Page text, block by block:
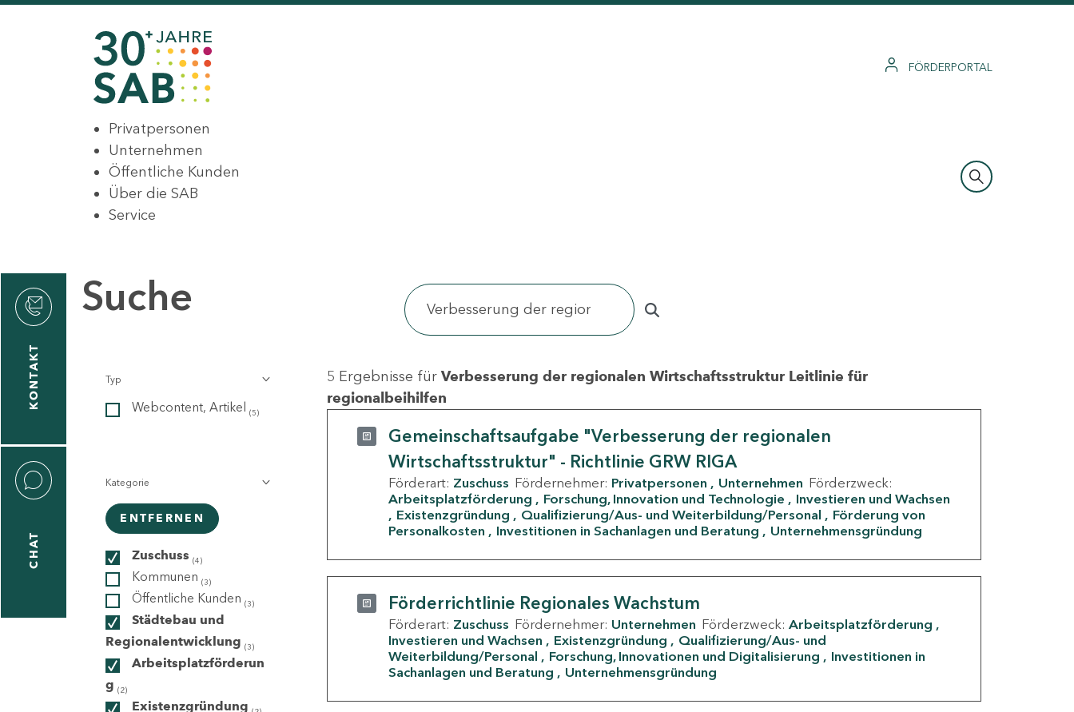
FÖRDERPORTAL
Privatpersonen
Unternehmen
Öffentliche Kunden
Über die SAB
Service
KONTAKT
CHAT
Suche
Typ
Webcontent, Artikel (5)
Kategorie
ENTFERNEN
Zuschuss (4)
Kommunen (3)
Öffentliche Kunden (3)
Städtebau und
Regionalentwicklung (3)
Arbeitsplatzförderun
g (2)
Existenzgründung
5 Ergebnisse für Verbesserung der regionalen Wirtschaftsstruktur Leitlinie für
regionalbeihilfen
Gemeinschaftsaufgabe "Verbesserung der regionalen
Wirtschaftsstruktur" - Richtlinie GRW RIGA
Förderart: Zuschuss Fördernehmer: Privatpersonen Unternehmen Förderzweck:
Arbeitsplatzförderung
Forschung, Innovation und Technologie
Investieren und Wachsen
Existenzgründung
Qualifizierung/Aus- und Weiterbildung/Personal
Förderung von
Personalkosten
Investitionen in Sachanlagen und Beratung Unternehmensgründung
Förderrichtlinie Regionales Wachstum
Förderart: Zuschuss Fördernehmer: Unternehmen Förderzweck: Arbeitsplatzförderung
Investieren und Wachsen
Existenzgründung
Qualifizierung/Aus- und
Weiterbildung/Personal
Forschung, Innovationen und Digitalisierung
Investitionen in
Sachanlagen und Beratung
Unternehmensgründung